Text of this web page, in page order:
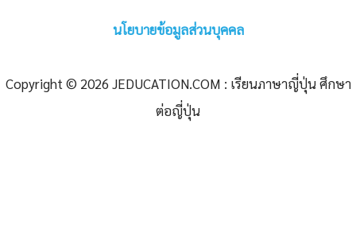
นโยบายข้อมูลส่วนบุคคล
Copyright © 2026 JEDUCATION.COM : เรียนภาษาญี่ปุ่น ศึกษา
ต่อญี่ปุ่น